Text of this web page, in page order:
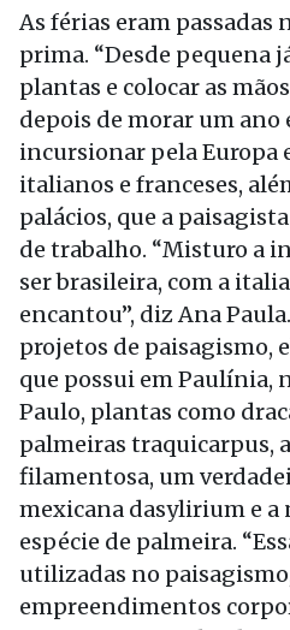
As férias eram passadas
prima. “Desde pequena
plantas e colocar as
depois de morar um ano
incursionar pela Europa
italianos e franceses,
palácios, que a
de trabalho. “Misturo a
ser brasileira, com a
encantou”, diz Ana
projetos de paisagismo,
que possui em Paulínia,
Paulo, plantas como
palmeiras traquicarpus,
filamentosa, um
mexicana dasylirium e a
espécie de palmeira.
utilizadas no
empreendimentos